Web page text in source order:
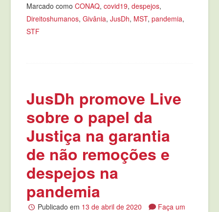
Marcado comoCONAQ,covid19,despejos,
Direitoshumanos,Givânia,JusDh, MST,pandemia,
STF
JusDh promove Live
sobre o papel da
Justiça na garantia
de não remoções e
despejos na
pandemia
Publicado em 13 de abril de 2020
Faça um